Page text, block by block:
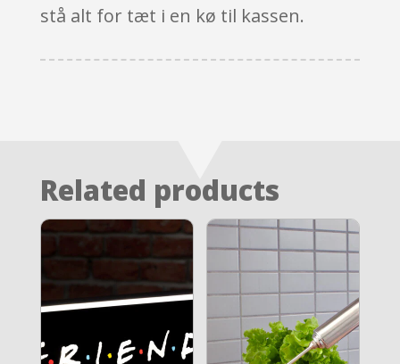
stå alt for tæt i en kø til kassen.
Related products